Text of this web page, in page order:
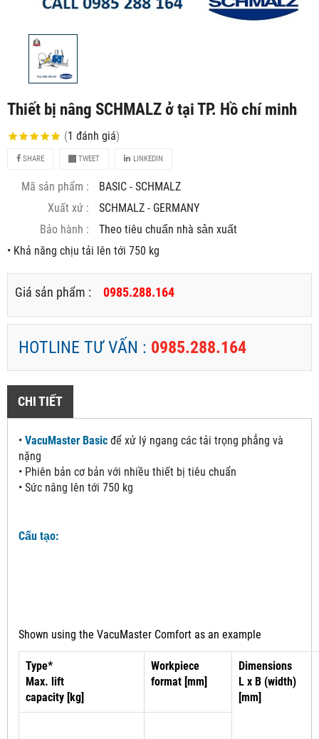
Thiết bị nâng SCHMALZ ở tại TP. Hồ chí minh
(1 đánh giá)
SHARE TWEET LINKEDIN
Mã sản phẩm :
BASIC - SCHMALZ
Xuất xứ :
SCHMALZ - GERMANY
Bảo hành :
Theo tiêu chuẩn nhà sản xuất
• Khả năng chịu tải lên tới 750 kg
Giá sản phẩm : 0985.288.164
HOTLINE TƯ VẤN : 0985.288.164
CHI TIẾT
• VacuMaster Basic để xử lý ngang các tải trọng phẳng và
nặng
• Phiên bản cơ bản với nhiều thiết bị tiêu chuẩn
• Sức nâng lên tới 750 kg
Cấu tạo:
Shown using the VacuMaster Comfort as an example
Type*
Max. lift
capacity [kg]
Workpiece
format [mm]
Dimensions
L x B (width)
[mm]